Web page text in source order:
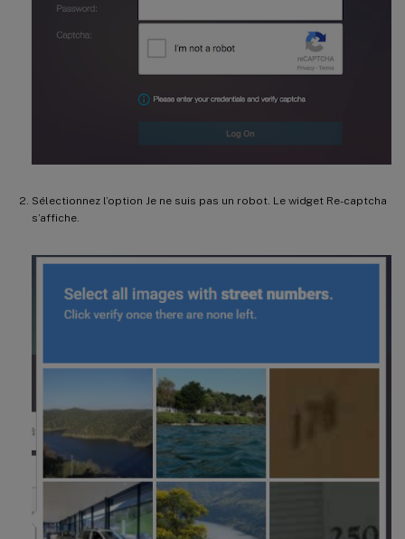
Sélectionnez l’option Je ne suis pas un robot. Le widget Re-captcha
s’affiche.